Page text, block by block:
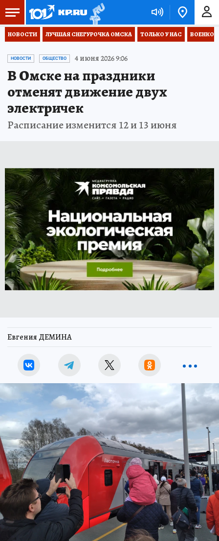
НОВОСТИ ЛУЧШАЯ СНЕГУРОЧКА ОМСКА ТОЛЬКО У НАС
НОВОСТИ ОБЩЕСТВО 4 июня 2026 9:06
В Омске на праздники
отменят движение двух
электричек
Расписание изменится 12 и 13 июня
Евгения ДЕМИНА